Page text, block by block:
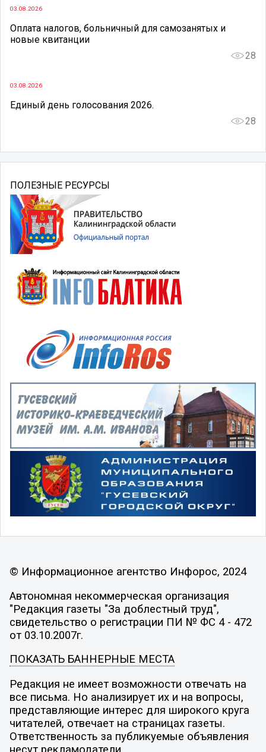
03.08.2026
Оплата налогов, больничный для самозанятых и
новые квитанции
28
03.08.2026
Единый день голосования 2026.
28
ПОЛЕЗНЫЕ РЕСУРСЫ
© Информационное агентство Инфорос, 2024
Автономная некоммерческая организация
"Редакция газеты "За доблестный труд",
свидетельство о регистрации ПИ № ФС 4 - 472
от 03.10.2007г.
ПОКАЗАТЬ БАННЕРНЫЕ МЕСТА
Редакция не имеет возможности отвечать на
все письма. Но анализирует их и на вопросы,
представляющие интерес для широкого круга
читателей, отвечает на страницах газеты.
Ответственность за публикуемые объявления